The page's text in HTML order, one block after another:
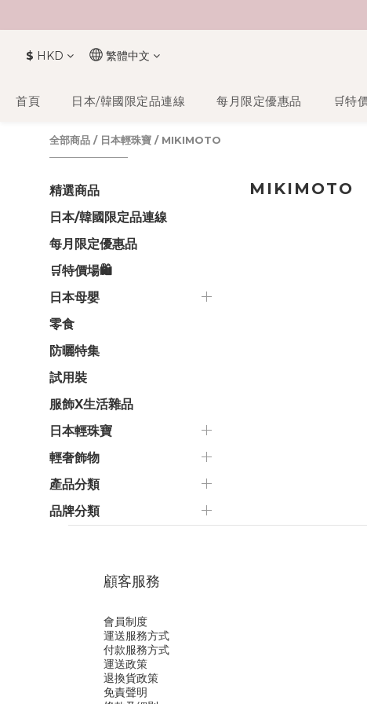
$ HKD 繁體中文
首頁 日本/韓國限定品連線 每月限定優惠品 🛒特
全部商品 / 日本輕珠寶 / MIKIMOTO
精選商品
日本/韓國限定品連線
每月限定優惠品
🛒特價場🛍️
日本母嬰
零食
防曬特集
試用裝
服飾X生活雜品
日本輕珠寶
輕奢飾物
產品分類
品牌分類
MIKIMOTO
顧客服務
會員制度
運送服務方式
付款服務方式
運送政策
退換貨政策
免責聲明